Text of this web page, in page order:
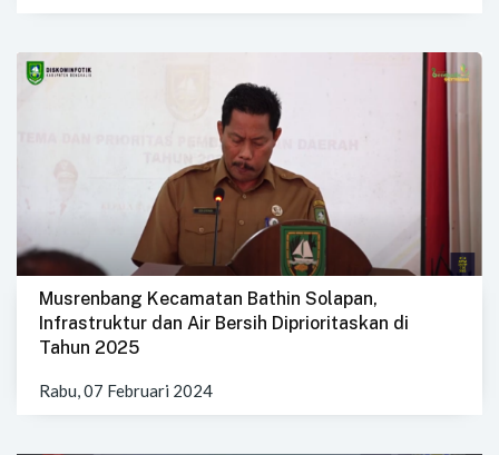
Musrenbang Kecamatan Bathin Solapan,
Infrastruktur dan Air Bersih Diprioritaskan di
Tahun 2025
Rabu, 07 Februari 2024